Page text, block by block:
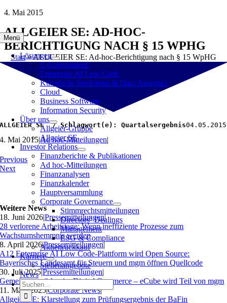
Zum
springen
Menü
Lösungen
E-Government
Enterprise AI Low Code
Künstliche Intelligenz & Data Analytics
Cloud
Business Software
Information Security
Über uns
Allgeier-Gruppe
Allgeier SE
Investor Relations
Finanzberichte & Publikationen
Ad hoc-Mitteilungen
Finanzanalysen
Finanzkalender
Hauptversammlung
Corporate Governance
Stimmrechtsmitteilungen
Directors‘ Dealings
Management
ESG & Compliance
Aktienrückkauf
Karriere
Stellenangebote
News
Suche
nach:
4. Mai 2015
ALLGEIER SE: AD-HOC-
BERICHTIGUNG NACH § 15 WPHG
Start»ALLGEIER SE: Ad-hoc-Berichtigung nach § 15 WpHG
ALLGEIER SE  / Schlagwort(e): Quartalsergebnis
4. Mai 2015|Ad hoc-Mitteilungen|
Previous
Next
Weitere News
18. Juni 2026|Pressemitteilungen|
28 verlorene Arbeitstage: Wenn ineffiziente Prozesse zum
Wachstumshemmnis werden
8. April 2026|Pressemitteilungen|
A12 Enterprise AI Low Code-Plattform wird Open Source:
Bayerisches Landesamt für Steuern und mgm öffnen Quellcode
30. Juli 2025|Pressemitteilungen|
Gemeinsam stärker im Digital Commerce – eCube wird Teil von mgm
11. März 2025|Corporate News|
Allgeier SE: Klarstellung zum Prüfungsergebnis der BaFin